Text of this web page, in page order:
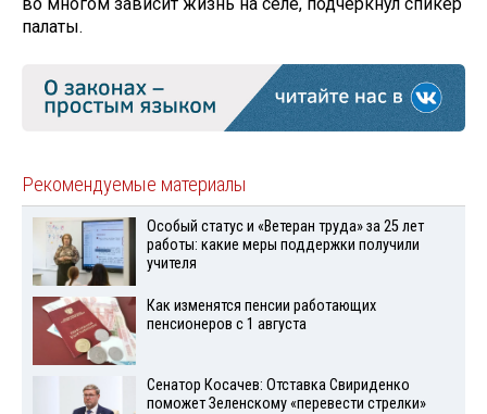
палаты.
Рекомендуемые материалы
Особый статус и «Ветеран труда» за 25 лет
работы: какие меры поддержки получили
учителя
Как изменятся пенсии работающих
пенсионеров с 1 августа
Сенатор Косачев: Отставка Свириденко
поможет Зеленскому «перевести стрелки»